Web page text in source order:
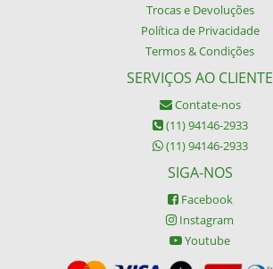
Trocas e Devoluções
Política de Privacidade
Termos & Condições
SERVIÇOS AO CLIENTE
Contate-nos
(11) 94146-2933
(11) 94146-2933
SIGA-NOS
Facebook
Instagram
Youtube